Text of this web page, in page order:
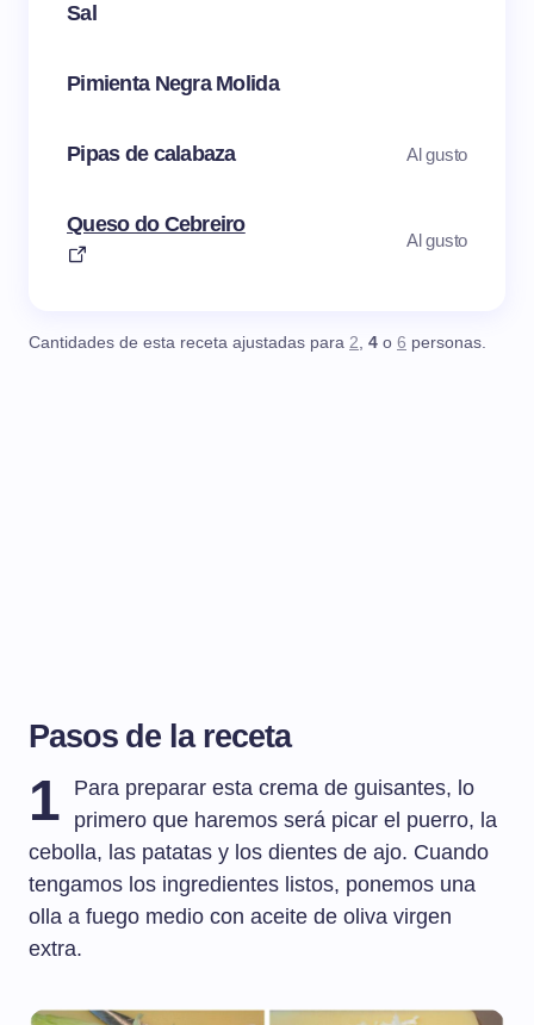
Sal
Pimienta Negra Molida
Pipas de calabaza Al gusto
Queso do Cebreiro
Al gusto
Cantidades de esta receta ajustadas para 2, 4 o 6 personas.
Pasos de la receta
1
Para preparar esta crema de guisantes, lo
primero que haremos será picar el puerro, la
cebolla, las patatas y los dientes de ajo. Cuando
tengamos los ingredientes listos, ponemos una
olla a fuego medio con aceite de oliva virgen
extra.